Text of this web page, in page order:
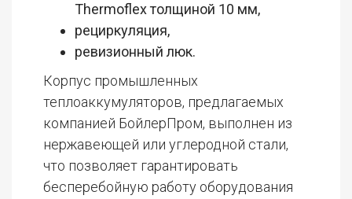
Thermoflex толщиной 10 мм,
рециркуляция,
ревизионный люк.
Корпус промышленных
теплоаккумуляторов, предлагаемых
компанией БойлерПром, выполнен из
нержавеющей или углеродной стали,
что позволяет гарантировать
бесперебойную работу оборудования